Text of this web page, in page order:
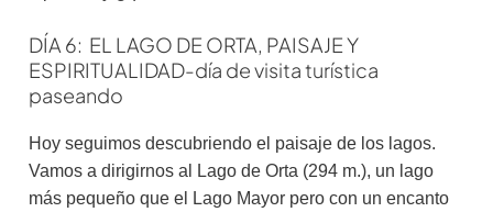
DÍA 6: EL LAGO DE ORTA, PAISAJE Y
ESPIRITUALIDAD-día de visita turística
paseando
Hoy seguimos descubriendo el paisaje de los lagos.
Vamos a dirigirnos al Lago de Orta (294 m.), un lago
más pequeño que el Lago Mayor pero con un encanto